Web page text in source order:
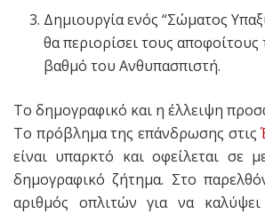
Δημιουργία ενός “Σώματος
θα περιορίσει τους αποφοίτους
βαθμό του Ανθυπασπιστή.
Το δημογραφικό και η έλλειψη
Το πρόβλημα της επάνδρωσης στις
είναι υπαρκτό και οφείλεται σε
δημογραφικό ζήτημα. Στο
αριθμός οπλιτών για να